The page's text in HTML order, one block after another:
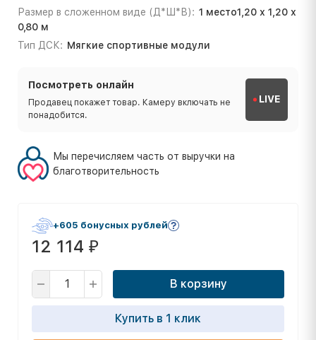
Размер в сложенном виде (Д*Ш*В): 1 место1,20 х 1,20 х
0,80 м
Тип ДСК: Мягкие спортивные модули
Посмотреть онлайн
Продавец покажет товар. Камеру включать не
понадобится.
LIVE
Мы перечисляем часть от выручки на
благотворительность
+605 бонусных рублей
12 114 ₽
В корзину
Купить в 1 клик